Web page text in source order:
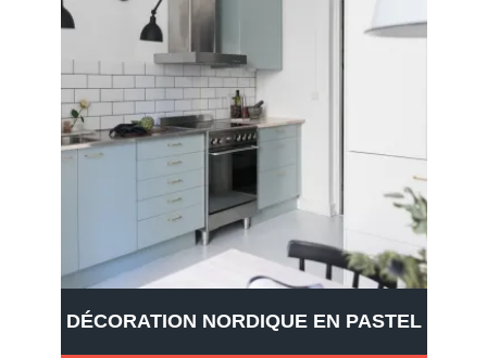
DÉCORATION NORDIQUE EN PASTEL